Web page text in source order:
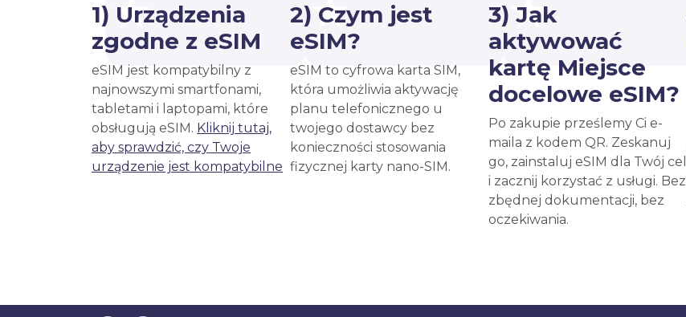
1) Urządzenia
zgodne z eSIM
eSIM jest kompatybilny z
najnowszymi smartfonami,
tabletami i laptopami, które
obsługują eSIM. Kliknij tutaj,
aby sprawdzić, czy Twoje
urządzenie jest kompatybilne
2) Czym jest
eSIM?
eSIM to cyfrowa karta SIM,
która umożliwia aktywację
planu telefonicznego u
twojego dostawcy bez
konieczności stosowania
fizycznej karty nano-SIM.
3) Jak
aktywować
kartę Miejsce
docelowe eSIM?
Po zakupie prześlemy Ci e-
maila z kodem QR. Zeskanuj
go, zainstaluj eSIM dla Twój cel
i zacznij korzystać z usługi. Bez
zbędnej dokumentacji, bez
oczekiwania.